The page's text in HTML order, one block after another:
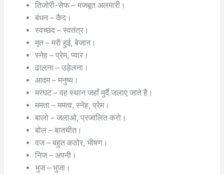
तिजोरी-सेफ – मजबूत अलमारी।
बंधन – कैद।
स्वच्छंद – स्वतंत्र।
मृत – मरी हुई, बेजान।
स्नेह – प्रेम, प्यार।
ढालना – उड़ेलना।
आदम – मनुष्य।
मरघट – वह स्थान जहाँ मुर्दै जलाए जाते हैं।
ममता – ममत्व, स्नेह, प्रेम।
बालो – जलाओ, प्रज्वलित करो।
बोल – बातचीत।
वज – बहुत कठोर, भीषण।
निज – अपनी।
भुज – भुजा।